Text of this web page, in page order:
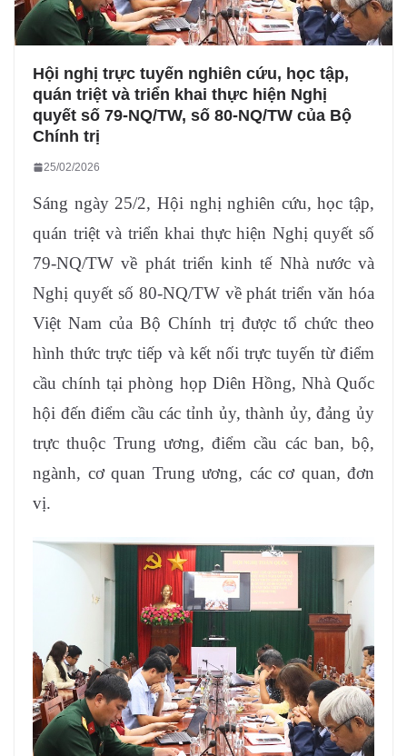
Hội nghị trực tuyến nghiên cứu, học tập,
quán triệt và triển khai thực hiện Nghị
quyết số 79-NQ/TW, số 80-NQ/TW của Bộ
Chính trị
25/02/2026
Sáng ngày 25/2, Hội nghị nghiên cứu, học tập,
quán triệt và triển khai thực hiện Nghị quyết số
79-NQ/TW về phát triển kinh tế Nhà nước và
Nghị quyết số 80-NQ/TW về phát triển văn hóa
Việt Nam của Bộ Chính trị được tổ chức theo
hình thức trực tiếp và kết nối trực tuyến từ điểm
cầu chính tại phòng họp Diên Hồng, Nhà Quốc
hội đến điểm cầu các tỉnh ủy, thành ủy, đảng ủy
trực thuộc Trung ương, điểm cầu các ban, bộ,
ngành, cơ quan Trung ương, các cơ quan, đơn
vị.